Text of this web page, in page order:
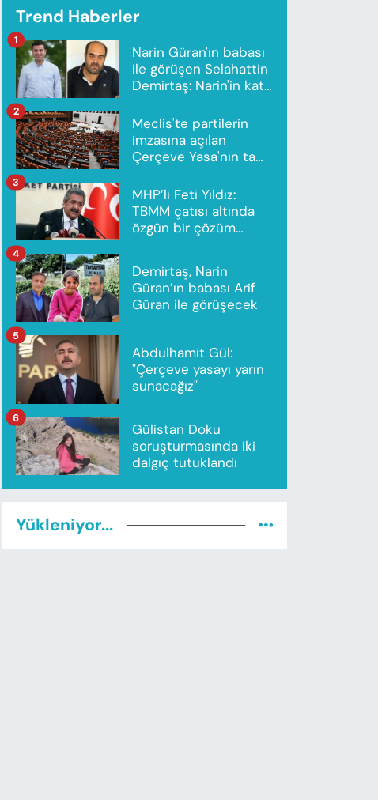
Trend Haberler
Narin Güran'ın babası
ile görüşen Selahattin
Demirtaş: Narin'in katili
1
Meclis'te partilerin
imzasına açılan
Çerçeve Yasa'nın tam
2
MHP’li Feti Yıldız:
TBMM çatısı altında
özgün bir çözüm
3
Demirtaş, Narin
Güran’ın babası Arif
Güran ile görüşecek
4
Abdulhamit Gül:
"Çerçeve yasayı yarın
sunacağız"
5
Gülistan Doku
soruşturmasında iki
dalgıç tutuklandı
6
Yükleniyor...